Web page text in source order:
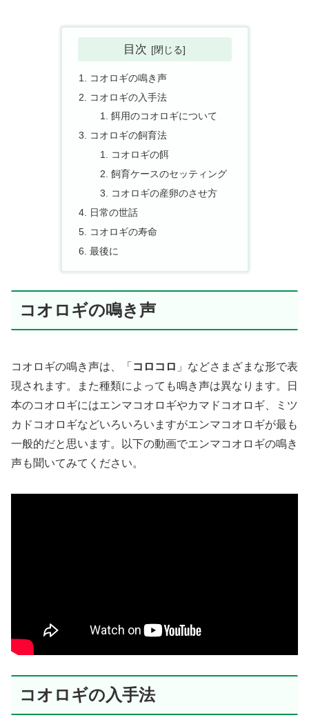
目次
コオロギの鳴き声
コオロギの入手法
餌用のコオロギについて
コオロギの飼育法
コオロギの餌
飼育ケースのセッティング
コオロギの産卵のさせ方
日常の世話
コオロギの寿命
最後に
コオロギの鳴き声
コオロギの鳴き声は、「 コロコロ 」などさまざまな形で表
現されます。また種類によっても鳴き声は異なります。日
本のコオロギにはエンマコオロギやカマドコオロギ、ミツ
カドコオロギなどいろいろいますがエンマコオロギが最も
一般的だと思います。以下の動画でエンマコオロギの鳴き
声も聞いてみてください。
コオロギの入手法